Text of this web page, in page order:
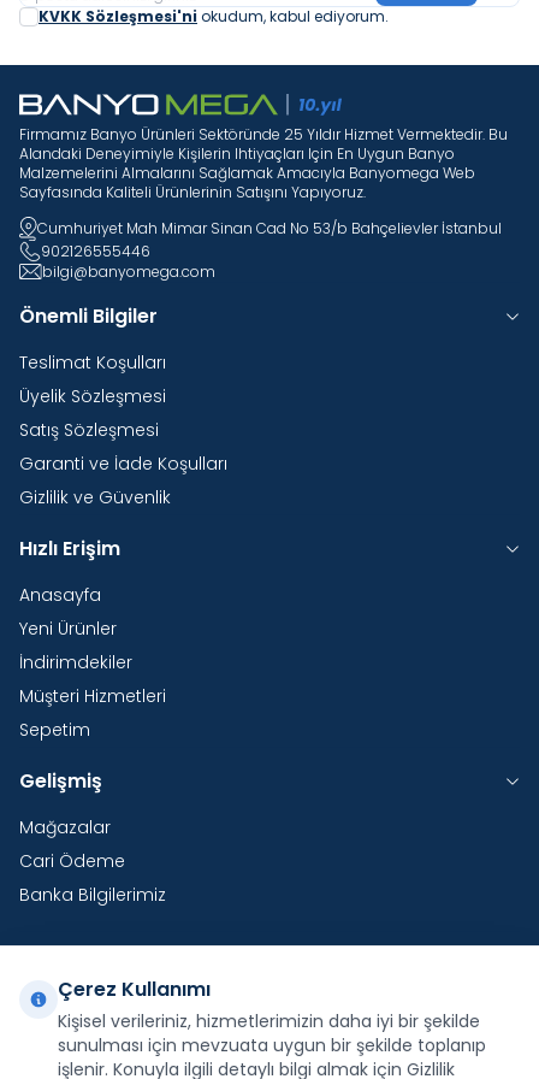
KVKK Sözleşmesi'ni okudum, kabul ediyorum.
Firmamız Banyo Ürünleri Sektöründe 25 Yıldır Hizmet Vermektedir. Bu
Alandaki Deneyimiyle Kişilerin Ihtiyaçları Için En Uygun Banyo
Malzemelerini Almalarını Sağlamak Amacıyla Banyomega Web
Sayfasında Kaliteli Ürünlerinin Satışını Yapıyoruz.
Cumhuriyet Mah Mimar Sinan Cad No 53/b Bahçelievler İstanbul
902126555446
bilgi@banyomega.com
Önemli Bilgiler
Teslimat Koşulları
Üyelik Sözleşmesi
Satış Sözleşmesi
Garanti ve İade Koşulları
Gizlilik ve Güvenlik
Hızlı Erişim
Anasayfa
Yeni Ürünler
İndirimdekiler
Müşteri Hizmetleri
Sepetim
Gelişmiş
Mağazalar
Cari Ödeme
Banka Bilgilerimiz
Yurtdışı Kargo
Şirketimiz E-Fatura ve E-Arşiv Fatura uygulaması
kapsamındadır.
Çerez Kullanımı
Kişisel verileriniz, hizmetlerimizin daha iyi bir şekilde
sunulması için mevzuata uygun bir şekilde toplanıp
işlenir. Konuyla ilgili detaylı bilgi almak için Gizlilik